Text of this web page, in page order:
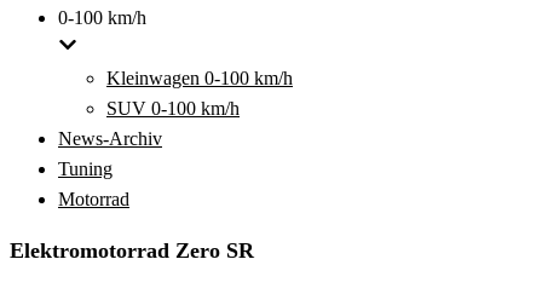
0-100 km/h
Kleinwagen 0-100 km/h
SUV 0-100 km/h
News-Archiv
Tuning
Motorrad
Elektromotorrad Zero SR